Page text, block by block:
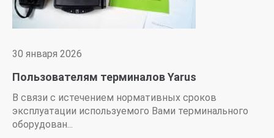
30 января 2026
Пользователям терминалов Yarus
В связи с истечением нормативных сроков
эксплуатации используемого Вами терминального
оборудован...